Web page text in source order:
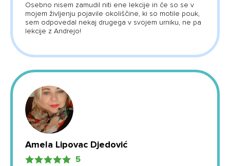
Osebno nisem zamudil niti ene lekcije in če so se v
mojem življenju pojavile okoliščine, ki so motile pouk,
sem odpovedal nekaj drugega v svojem urniku, ne pa
lekcije z Andrejo!
Amela Lipovac Djedović
5